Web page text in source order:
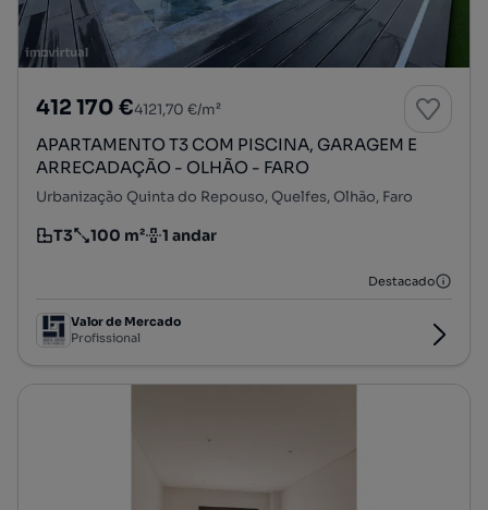
412 170 €4121,70 €/m²
APARTAMENTO T3 COM PISCINA, GARAGEM E
ARRECADAÇÃO - OLHÃO - FARO
Urbanização Quinta do Repouso, Quelfes, Olhão, Faro
Tipologia
T3
Preço por metro quadrado
100 m²
Andar 1 andar
Destacado
Valor de Mercado
Profissional